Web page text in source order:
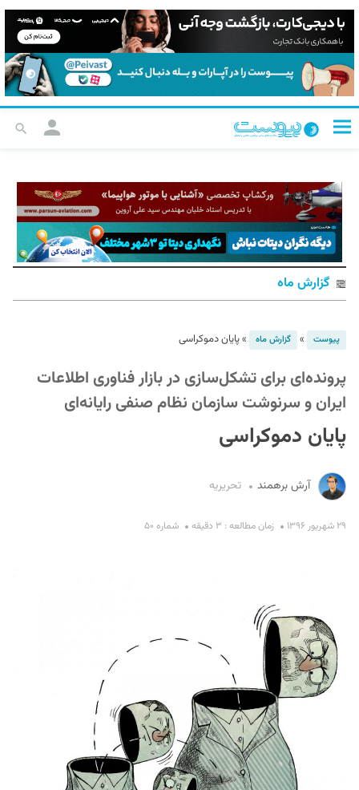
گزارش ماه
پیوست » گزارش ماه »پایان دموکراسی
پرونده‌ای برای تشکل‌سازی در بازار فناوری اطلاعات
ایران و سرنوشت سازمان نظام صنفی رایانه‌ای
پایان دموکراسی
آرش برهمند تحریریه
۲۹ شهریور ۱۳۹۶ زمان مطالعه : ۳ دقیقه شماره ۵۰